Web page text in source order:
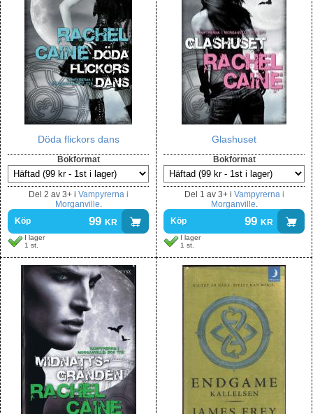
Döda flickors dans
Bokformat
Del 2 av 3+i Vampyrerna i
Morganville
Köp
99 kr
I lager
1 st.
Glashuset
Bokformat
Del 1 av 3+i Vampyrerna i
Morganville
Köp
99 kr
I lager
1 st.